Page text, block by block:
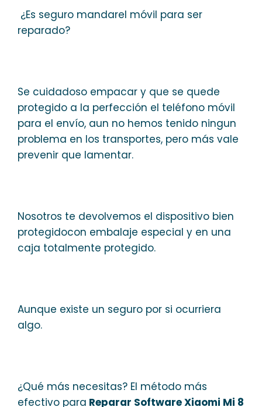
¿Es seguro mandarel móvil para ser
reparado?
Se cuidadoso empacar y que se quede
protegido a la perfección el teléfono móvil
para el envío, aun no hemos tenido ningun
problema en los transportes, pero más vale
prevenir que lamentar.
Nosotros te devolvemos el dispositivo bien
protegidocon embalaje especial y en una
caja totalmente protegido.
Aunque existe un seguro por si ocurriera
algo.
¿Qué más necesitas? El método más
efectivo para Reparar Software Xiaomi Mi 8